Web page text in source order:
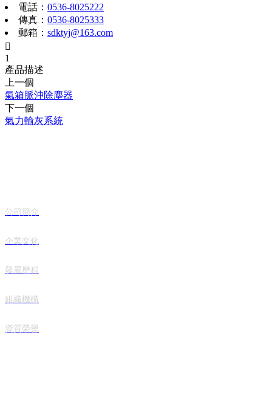
電話： 0536-8025222
傳真： 0536-8025333
郵箱： sdktyj@163.com

1
產品描述
上一個
氣箱脈沖除塵器
下一個
氣力輸灰系統
公司簡介
企業文化
發展歷程
組織機構
資質榮譽